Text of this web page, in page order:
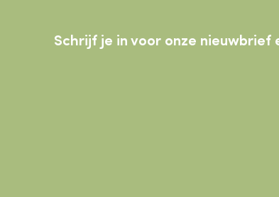
Schrijf je in voor onze